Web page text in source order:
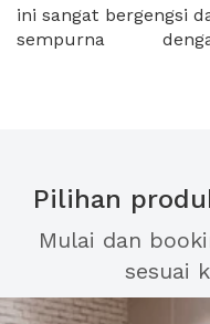
ini sangat bergengsi
sempurna
Pilihan
Mulai dan
sesuai